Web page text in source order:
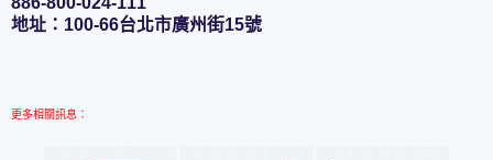
地址：100-66台北市廣州街15號
更多相關訊息：